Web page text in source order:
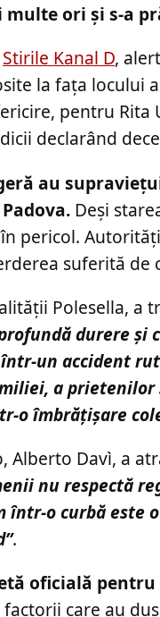
ori și s-a
Stirile Kanal D,
la fața locului
pentru
declarând
au
Deși
pericol.
suferită de
Polesella, a
durere
un accident
a
o îmbrățișare
Alberto Davì, a
nu respectă
într-o curbă este
.
oficială
factorii care au